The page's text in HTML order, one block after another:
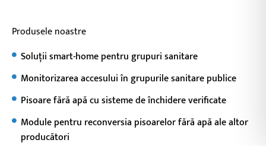
Produsele noastre
Soluții smart-home pentru grupuri sanitare
Monitorizarea accesului în grupurile sanitare publice
Pisoare fără apă cu sisteme de închidere verificate
Module pentru reconversia pisoarelor fără apă ale altor
producători